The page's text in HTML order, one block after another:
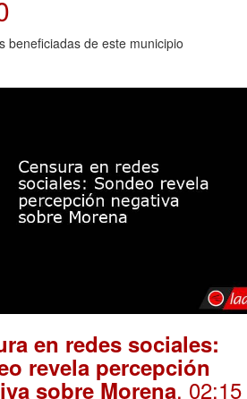
beneficiadas de este municipio
en redes sociales:
revela percepción
sobre Morena. 02:15